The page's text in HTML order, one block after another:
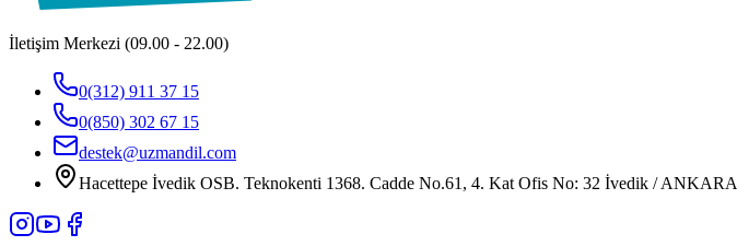
İletişim Merkezi (09.00 - 22.00)
0(312) 911 37 15
0(850) 302 67 15
destek@uzmandil.com
Hacettepe İvedik OSB. Teknokenti 1368. Cadde No.61, 4. Kat Ofis No: 32 İvedik / ANKARA